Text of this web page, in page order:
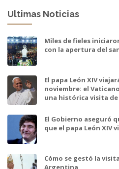
Ultimas Noticias
Miles de fieles
con la apertura del
El papa León XIV
noviembre: el
una histórica visita
El Gobierno aseguró
que el papa León XIV
Cómo se gestó la
Argentina